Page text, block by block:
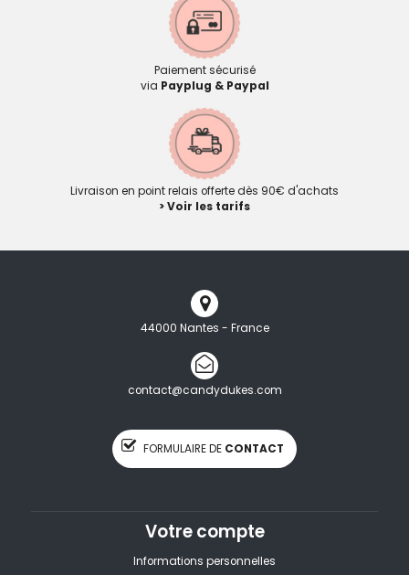
Paiement sécurisé
via Payplug & Paypal
Livraison en point relais offerte dès 90€ d'achats
> Voir les tarifs
44000 Nantes - France
contact@candydukes.com
FORMULAIRE DE CONTACT
Votre compte
Informations personnelles